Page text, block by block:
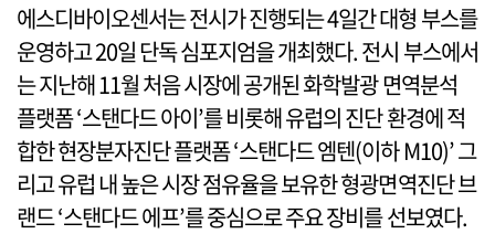
에스디바이오센서는 전시가 진행되는 4일간 대형 부스를
운영하고 20일 단독 심포지엄을 개최했다. 전시 부스에서
는 지난해 11월 처음 시장에 공개된 화학발광 면역분석
플랫폼 ‘스탠다드 아이’를 비롯해 유럽의 진단 환경에 적
합한 현장분자진단 플랫폼 ‘스탠다드 엠텐(이하 M10)’ 그
리고 유럽 내 높은 시장 점유율을 보유한 형광면역진단 브
랜드 ‘스탠다드 에프’를 중심으로 주요 장비를 선보였다.